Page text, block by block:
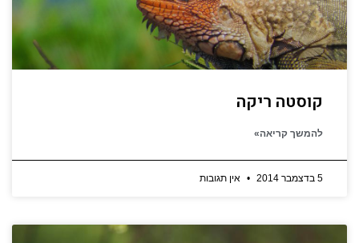
קוסטה ריקה
להמשך קריאה»
5 בדצמבר 2014 אין תגובות